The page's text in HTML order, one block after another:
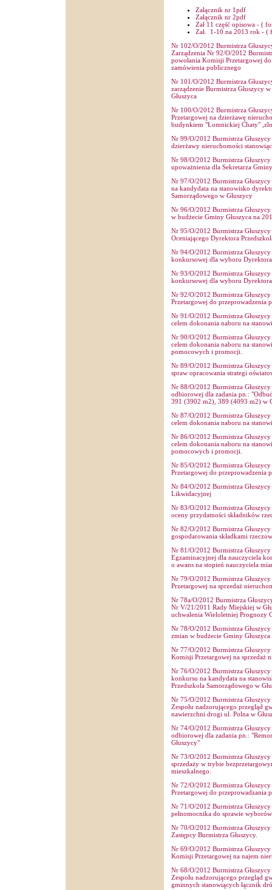
Załącznik nr 1pdf
Załącznik nr 2pdf
Zał 11 część opisowa - (
Zał. 1-10 na 2013 rok - (
Nr 102/O/2012 Burmistrza
Zarządzenia Nr 92/O/2012
powołania Komisji Przetargowej
zamówienia publicznego
Nr 101/O/2012 Burmistrza
zarządzenie Burmistrza Głuszycy
Głuszyca
Nr 100/O/2012 Burmistrza
Przetargowej na dzierżawę
budynkiem "Łomnickiej Chaty"
Nr 99/O/2012 Burmistrza
dzierżawy nieruchomości
Nr 98/O/2012 Burmistrza
upoważnienia dla Sekretarza Gminy
Nr 97/O/2012 Burmistrza
na kandydata na stanowisko
Samorządowego w Głuszycy
Nr 96/O/2012 Burmistrza
w budżecie Gminy Głuszyca na
Nr 95/O/2012 Burmistrza
Oceniającego Dyrektora
Nr 94/O/2012 Burmistrza
konkursowej dla wyboru Dyrektora
Nr 93/O/2012 Burmistrza
konkursowej dla wyboru Dyrektora
Nr 92/O/2012 Burmistrza
Przetargowej do przeprowadzenia
Nr 91/O/2012 Burmistrza
celem dokonania naboru na
Nr 90/O/2012 Burmistrza
celem dokonania naboru na
pomocowych i promocji.
Nr 89/O/2012 Burmistrza
spraw opracowania strategi
Nr 88/O/2012 Burmistrza
odbiorowej dla zadania pn.:
391 (3902 m2), 389 (4093 m2) w
Nr 87/O/2012 Burmistrza
celem dokonania naboru na
Nr 86/O/2012 Burmistrza
celem dokonania naboru na
pomocowych i promocji.
Nr 85/O/2012 Burmistrza
Przetargowej do przeprowadzenia
Nr 84/O/2012 Burmistrza
Likwidacyjnej
Nr 83/O/2012 Burmistrza
oceny przydatności składników
Nr 82/O/2012 Burmistrza
gospodarowania składkami
Nr 81/O/2012 Burmistrza
Egzaminacyjnej dla nauczyciela
o awans na stopień nauczyciela
Nr 79/O/2012 Burmistrza
Przetargowej na sprzedaż
Nr 78a/O/2012 Burmistrza
Nr V/21/2011 Rady Miejskiej w
uchwalenia Wieloletniej Prognozy
Nr 78/O/2012 Burmistrza
zmian w budżecie Gminy
Nr 77/O/2012 Burmistrza
Komisji Przetargowej na sprzedaż
Nr 76/O/2012 Burmistrza
konkursu na kandydata na
Przedszkola Samorządowego w
Nr 75/O/2012 Burmistrza
Zespołu nadzorującego przegląd
nawierzchni drogi ul. Polna w
Nr 74/O/2012 Burmistrza
odbiorowej dla zadania pn.:
Głuszycy"
Nr 73/O/2012 Burmistrza
sprzedaży w trybie
mieszkalnego.
Nr 72/O/2012 Burmistrza
Przetargowej do przeprowadzania
Nr 71/O/2012 Burmistrza
pełnomocnika do sprawie wyborów
Nr 70/O/2012 Burmistrza
Zastępcy Burmistrza Głuszycy.
Nr 69/O/2012 Burmistrza
Komisji Przetargowej na najem
Nr 68/O/2012 Burmistrza
Zespołu nadzorującego przegląd
gminnych stanowiących łącznik